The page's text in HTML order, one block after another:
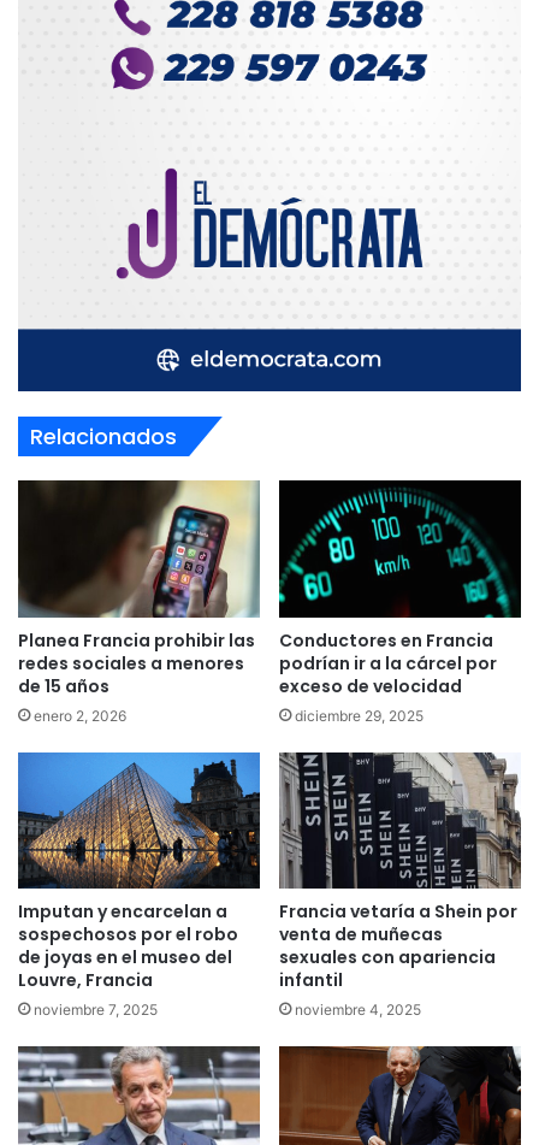
Relacionados
Planea Francia prohibir las
redes sociales a menores
de 15 años
enero 2, 2026
Conductores en Francia
podrían ir a la cárcel por
exceso de velocidad
diciembre 29, 2025
Imputan y encarcelan a
sospechosos por el robo
de joyas en el museo del
Louvre, Francia
noviembre 7, 2025
Francia vetaría a Shein por
venta de muñecas
sexuales con apariencia
infantil
noviembre 4, 2025